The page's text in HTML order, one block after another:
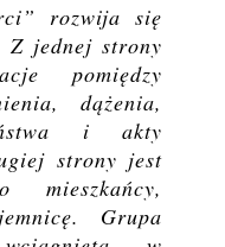
rozwija się
Z jednej strony
pomiędzy
dążenia,
i akty
strony jest
Grupa